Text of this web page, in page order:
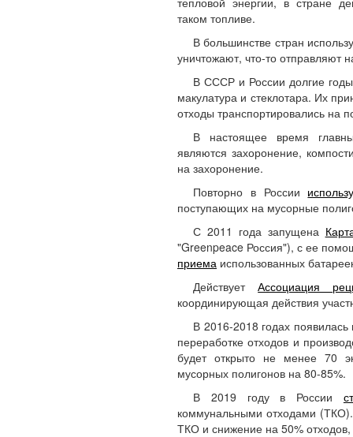
таком топливе.
В большинстве стран
уничтожают, что-то отправляют
В СССР и России долгие
макулатура и стеклотара. Их
отходы транспортировались на
В настоящее время
являются захоронение,
на захоронение.
Повторно в России
поступающих на мусорные
С 2011 года запущена
"Greenpeace Россия"), с ее
приема использованных
ДействуетАссоциация
координирующая действия
В 2016-2018 годах
переработке отходов и
будет открыто не менее 70
мусорных полигонов на 80-85%.
В 2019 году в России
коммунальными отходами
ТКО и снижение на 50%